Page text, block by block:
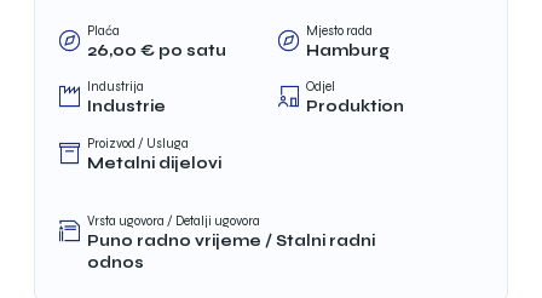
Plaća
26,00 € po satu
Mjesto rada
Hamburg
Industrija
Industrie
Odjel
Produktion
Proizvod / Usluga
Metalni dijelovi
Vrsta ugovora / Detalji ugovora
Puno radno vrijeme / Stalni radni
odnos